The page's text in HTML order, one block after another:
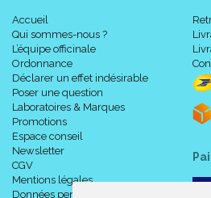
Accueil
Qui sommes-nous ?
L’équipe officinale
Ordonnance
Déclarer un effet indésirable
Poser une question
Laboratoires & Marques
Promotions
Espace conseil
Newsletter
CGV
Mentions légales
Données personnelles